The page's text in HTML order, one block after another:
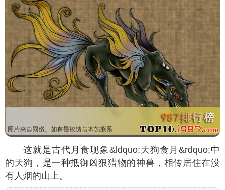
这就是古代月食现象&ldquo;天狗食月&rdquo;中
的天狗，是一种抵御凶狠猎物的神兽，相传居住在没
有人烟的山上。